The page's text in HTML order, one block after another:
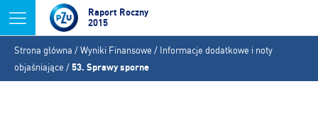
Jump to navigation
Raport Roczny
2015
Jesteś
tutaj
Strona główna /Wyniki Finansowe / Informacje dodatkowe i noty
objaśniające /53. Sprawy sporne